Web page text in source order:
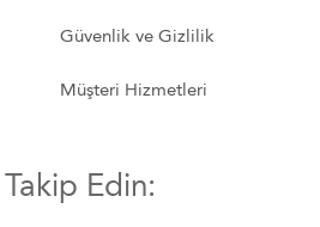
Güvenlik ve Gizlilik
Müşteri Hizmetleri
Edin: